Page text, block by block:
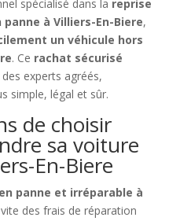
spécialisé dans la reprise
à Villiers-En-Biere,
un véhicule hors
. Ce rachat sécurisé
experts agréés,
simple, légal et sûr.
de choisir
sa voiture
En-Biere
panne et irréparable à
des frais de réparation